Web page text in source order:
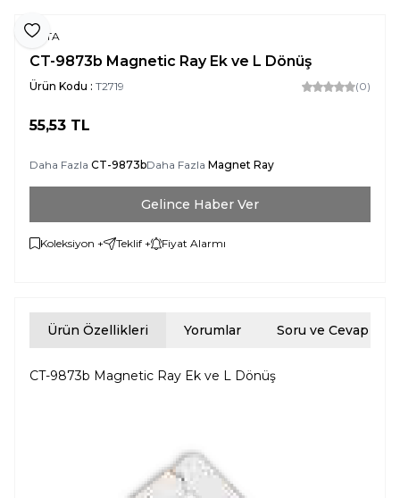
Favoriye Ekle
CATA
CT-9873b Magnetic Ray Ek ve L Dönüş
Ürün Kodu : T2719 (0)
55,53 TL
Daha Fazla CT-9873bDaha Fazla Magnet Ray
Gelince Haber Ver
Koleksiyon + Teklif + Fiyat Alarmı
Ürün Özellikleri Yorumlar Soru ve Cevap
CT-9873b Magnetic Ray Ek ve L Dönüş